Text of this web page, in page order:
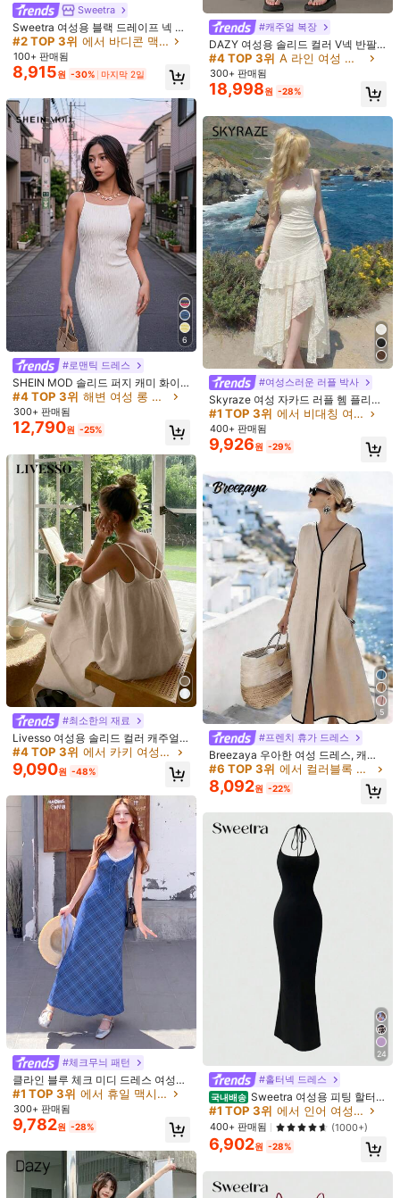
More elegant than loveIsomuch can ’
wear😭😭😭😭thankyouso muchshein❤️❤️❤️❤️❤️❤️
도움이 됨(1)
l***y
Itisbeautiful asalwaysthankyousheinilikethemall
도움이 됨(0)
s***9 색: 청록색 / 사이즈: S
....
도움이 됨(0)
ف***ة 색: 청록색 / 사이즈: L
فخمه
도움이 됨
제품 세부 정보
소재:
100% 폴리에스터
세부 사항:
아플리케
더 보기
Celisse
4.85 80K 팔로워
4.85
80K 팔로워
m***y이(가)하루 전에 지불됨
4.85 80K 팔로워
4.85 80K 팔로워
80K 팔로워
80K 팔로워
4.85 80K 팔로워
4.85 80K 팔로워
4.85 80K 팔로워
4.85
4.85 80K 팔로워
팔로잉
최근 310K개 판매됨 47K 재구매
18,290원
25% OFF
15,390
25% OFF
21,690원
25% OFF
22,508원
33% OFF
좋은 품질 (7000+) 예쁨 (5000+) 아주 좋음 (4000+) 사진과 동
마음에 드실 거예요.
추천순 속옷 & 잠옷 의류 액세서리 가방 & 러기지
국내배송
Modelyn 여성용 메시 오프숄
더 러치드 웨이스트 드레스, 결혼식,
데이트 나이트 용 우아한 드레스
#2 TOP 3위 에서 여성 맥시 드레스
700+ 판매됨 (1000+)
#드레이프 컷 디테일
여성용 섹시한 딥 브이넥 레이스 드레
스, 슬림핏 긴팔 이브닝 가운 우아한
25,308원 -35% 마지막 2일
Sweetra
Sweetra 여성용 블랙 드레이프 넥 바
디콘 어시메트릭 드레스, 파티용
#2 TOP 3위 에서 바디콘 맥시 드레스
100+ 판매됨
8,915원 -30% 마지막 2일
6
#로맨틱 드레스
SHEIN MOD 솔리드 퍼지 캐미 화이
트 텍스처 롱 드레스
#4 TOP 3위 해변 여성 롱 드레스
300+ 판매됨
12,790원 -25%
#최소한의 재료
Livesso 여성용 솔리드 컬러 캐주얼
다용도 민소매 롱 드레스 여름 맥시 드
레스 여성용 크루즈 의상
#4 TOP 3위 에서 카키 여성 롱 드레스
9,090원 -48%
#체크무늬 패턴
클라인 블루 체크 미디 드레스 여성용,
여름, 민소매, 허리 조임, 슬리밍 디자
인 우아한
#1 TOP 3위 에서 휴일 맥시 드레스
300+ 판매됨
9,782원 -28%
#캐주얼 복장
DAZY 여성용 솔리드 컬러 V넥 반팔
캐주얼 드레스 여성용 선 드레스
#4 TOP 3위 A 라인 여성 롱 드레스
300+ 판매됨
18,998원 -28%
#여성스러운 러플 박사
Skyraze 여성 자카드 러플 헴 플리츠
캐미 드레스, 섬세한 레이스 패턴과 티
어드 러플 헴이 있는 우아한 화이트 미
디 드레스, 여름, 데이트, 파티, 피크닉,
휴일, 축제, 생일, 휴가, 비치웨어, 컨트
생일 의상, 2026 Y2k 의상 여성 의상,
파리 의상 여성 여름 비치 드레스 결혼
식 하객 드레스 여성 결혼식 파티 드레
스 졸업 드레스 휴가 의상 여성 휴일
드레스 컨트리 콘서트 의상, 러플 드레
스, 여성용 여름 드레스
#1 TOP 3위 에서 비대칭 여성 드레스
400+ 판매됨
9,926원 -29%
5
#프렌치 휴가 드레스
Breezaya 우아한 여성 드레스, 캐주
얼 드레스, 휴가 및 휴일 의류, 컨트리
스타일 드레스, 컨트리 콘서트 의상,
편안한 린넨 느낌 슬럽 패브릭 드레스,
트임 드레스, 봄, 여름, 가을 및 겨울 스
타일, 여름 드레스, 비치 드레스, 블랙
드레스, 살구 드레스. 여성 여름 린넨
드레스 여성 캐주얼 드레스 V넥 미디
드레스 루즈핏 여름 드레스
#6 TOP 3위 에서 컬러블록 맥시 드레스
8,092원 -22%
24
#홀터넥 드레스
국내배송 Sweetra 여성용 피팅 할터넥
머메이드 드레스, 블랙 맥시 여성 의상
#1 TOP 3위 에서 인어 여성 드레스
400+ 판매됨 (1000+)
6,902원 -28%